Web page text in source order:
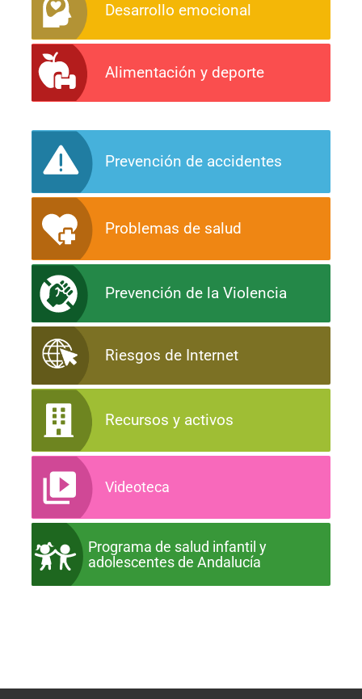
Desarrollo emocional
Alimentación y deporte
Prevención de accidentes
Problemas de salud
Prevención de la Violencia
Riesgos de Internet
Recursos y activos
Videoteca
Programa de salud infantil y
adolescentes de Andalucía